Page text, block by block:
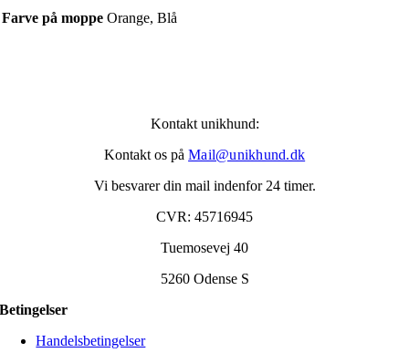
Farve på moppe Orange, Blå
Kontakt unikhund:
Kontakt os på Mail@unikhund.dk
Vi besvarer din mail indenfor 24 timer.
CVR: 45716945
Tuemosevej 40
5260 Odense S
Betingelser
Handelsbetingelser